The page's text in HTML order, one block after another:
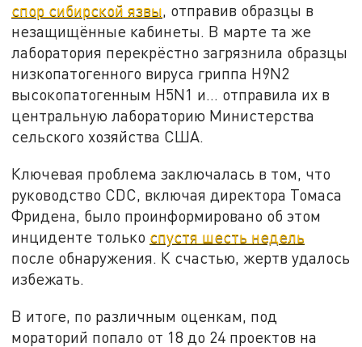
спор сибирской язвы, отправив образцы в
незащищённые кабинеты. В марте та же
лаборатория перекрёстно загрязнила образцы
низкопатогенного вируса гриппа H9N2
высокопатогенным H5N1 и… отправила их в
центральную лабораторию Министерства
сельского хозяйства США.
Ключевая проблема заключалась в том, что
руководство CDC, включая директора Томаса
Фридена, было проинформировано об этом
инциденте только спустя шесть недель
после обнаружения. К счастью, жертв удалось
избежать.
В итоге, по различным оценкам, под
мораторий попало от 18 до 24 проектов на